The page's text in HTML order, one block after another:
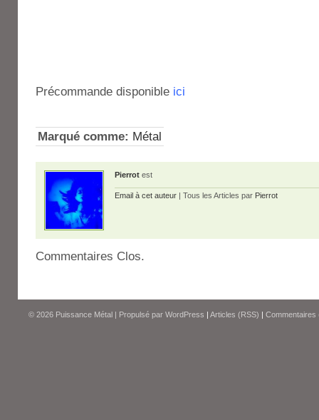
Précommande disponible ici
Marqué comme: Métal
Pierrot est
Email à cet auteur | Tous les Articles par Pierrot
Commentaires Clos.
© 2026 Puissance Métal | Propulsé par WordPress | Articles (RSS) | Commentaires